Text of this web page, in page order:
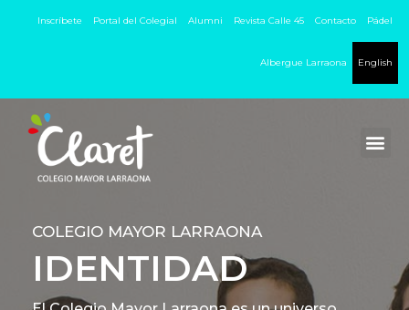
Inscríbete Portal del Colegial Alumni Revista Calle 45 Contacto Pádel
Albergue Larraona English
COLEGIO MAYOR LARRAONA
IDENTIDAD